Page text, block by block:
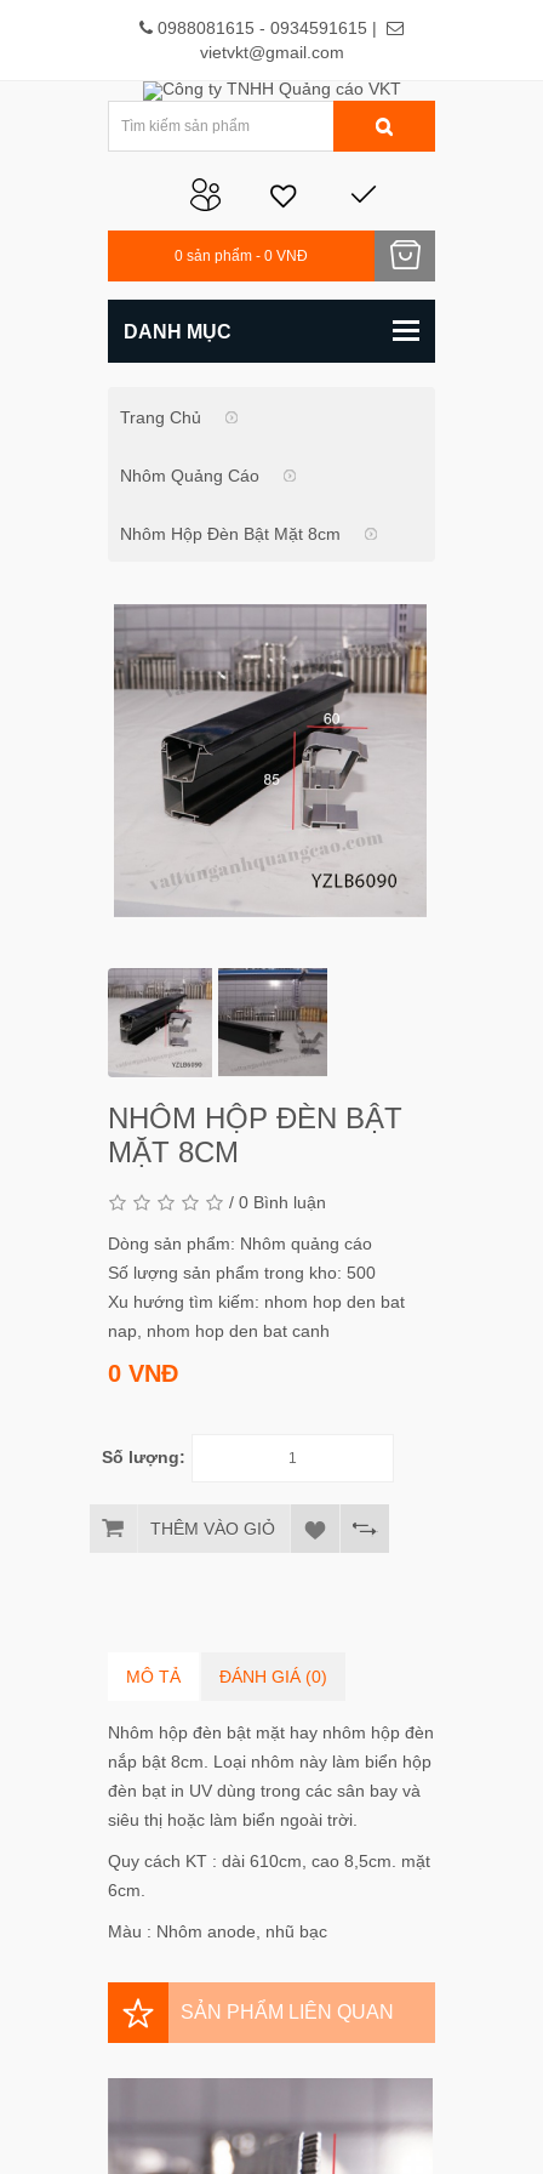
0988081615 - 0934591615 |
vietvkt@gmail.com
0 sản phẩm - 0 VNĐ
DANH MỤC
Trang Chủ
Nhôm Quảng Cáo
Nhôm Hộp Đèn Bật Mặt 8cm
NHÔM HỘP ĐÈN BẬT
MẶT 8CM
/ 0 Bình luận
Dòng sản phẩm: Nhôm quảng cáo
Số lượng sản phẩm trong kho: 500
Xu hướng tìm kiếm: nhom hop den bat
nap nhom hop den bat canh
0 VNĐ
Số lượng:
THÊM VÀO GIỎ
MÔ TẢ ĐÁNH GIÁ (0)
Nhôm hộp đèn bật mặt hay nhôm hộp đèn
nắp bật 8cm. Loại nhôm này làm biển hộp
đèn bạt in UV dùng trong các sân bay và
siêu thị hoặc làm biển ngoài trời.
Quy cách KT : dài 610cm, cao 8,5cm. mặt
6cm.
Màu : Nhôm anode, nhũ bạc
SẢN PHẨM LIÊN QUAN